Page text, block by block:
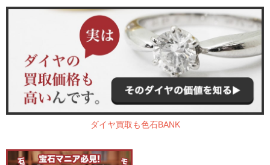
ダイヤ買取も色石BANK